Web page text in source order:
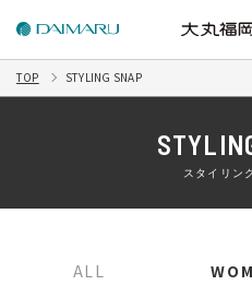
TOP STYLING SNAP
スタイリン
ALL